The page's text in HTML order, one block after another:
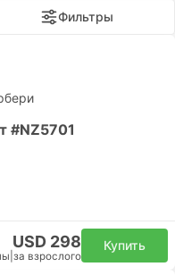
Фильтры
#NZ5701
USD 298
за взрослого
Купить